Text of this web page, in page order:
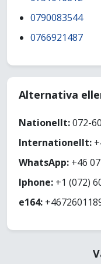
0790083544
0766921487
Alternativa
Nationellt:072-
Internationellt:
WhatsApp: +46
Iphone: +1 (072)
e164: